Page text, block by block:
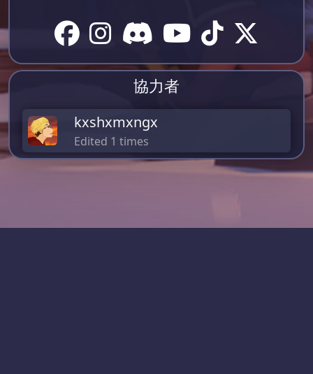
協力者
kxshxmxngx
Edited 1 times